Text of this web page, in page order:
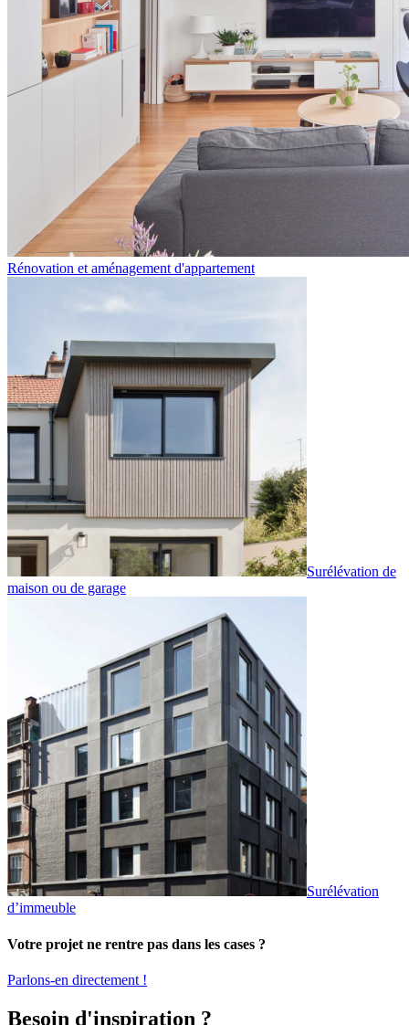
Rénovation et aménagement d'appartement
Surélévation de
maison ou de garage
Surélévation
d’immeuble
Votre projet ne rentre pas dans les cases ?
Parlons-en directement !
Besoin d'inspiration ?